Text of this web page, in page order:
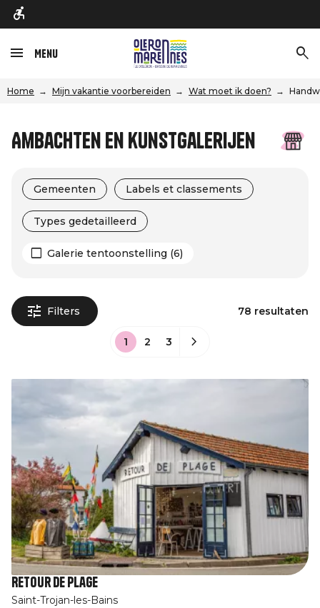
Menu
Home Mijn vakantie voorbereiden Wat moet ik doen?
Ambachten en kunstgalerijen
Gemeenten Labels et classements
Types gedetailleerd
Galerie tentoonstelling (6)
Filters 78 resultaten
1 2 3
Retour de plage
Saint-Trojan-les-Bains